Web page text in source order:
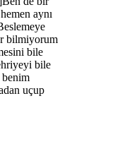
aynı
bilmiyorum
bile
bile
uçup